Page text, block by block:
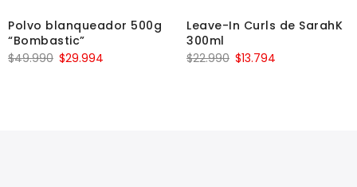
Polvo blanqueador 500g
“Bombastic”
$49.990 $29.994
Leave-In Curls de SarahK
300ml
$22.990 $13.794